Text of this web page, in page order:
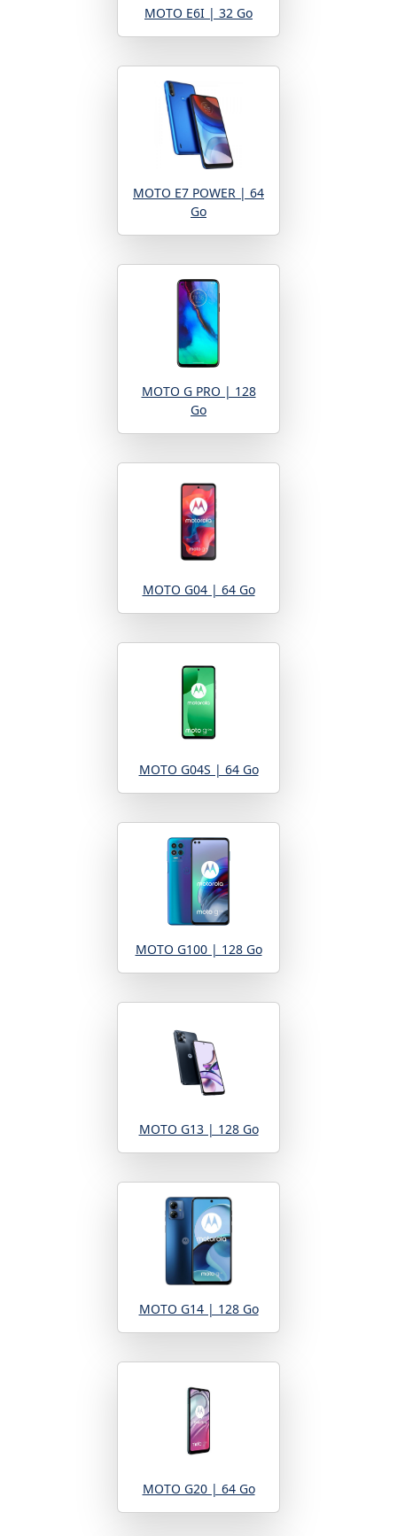
MOTO E6I | 32 Go
MOTO E7 POWER | 64
Go
MOTO G PRO | 128
Go
MOTO G04 | 64 Go
MOTO G04S | 64 Go
MOTO G100 | 128 Go
MOTO G13 | 128 Go
MOTO G14 | 128 Go
MOTO G20 | 64 Go